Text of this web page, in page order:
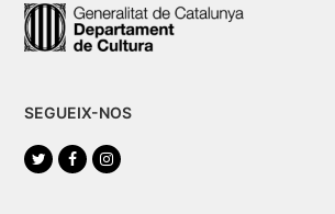
SEGUEIX-NOS
TwitterFacebookInstagram